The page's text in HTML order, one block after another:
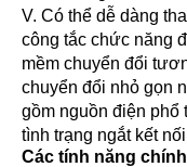
V. Có thể dễ dàng
công tắc chức năng
mềm chuyển đổi
chuyển đổi nhỏ gọn
gồm nguồn điện phổ
tình trạng ngắt kết
Các tính năng